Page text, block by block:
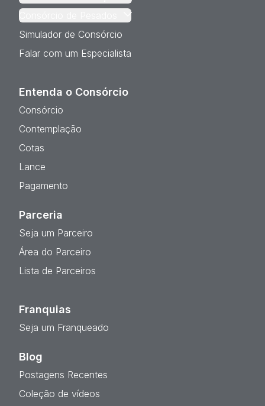
Simulador de Consórcio
Falar com um Especialista
Entenda o Consórcio
Consórcio
Contemplação
Cotas
Lance
Pagamento
Parceria
Seja um Parceiro
Área do Parceiro
Lista de Parceiros
Franquias
Seja um Franqueado
Blog
Postagens Recentes
Coleção de vídeos